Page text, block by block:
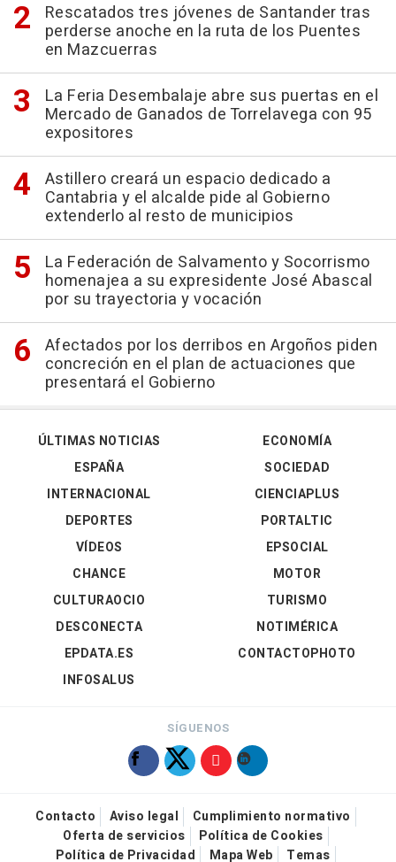
Rescatados tres jóvenes de Santander tras
perderse anoche en la ruta de los Puentes
en Mazcuerras
La Feria Desembalaje abre sus puertas en el
Mercado de Ganados de Torrelavega con 95
expositores
Astillero creará un espacio dedicado a
Cantabria y el alcalde pide al Gobierno
extenderlo al resto de municipios
La Federación de Salvamento y Socorrismo
homenajea a su expresidente José Abascal
por su trayectoria y vocación
Afectados por los derribos en Argoños piden
concreción en el plan de actuaciones que
presentará el Gobierno
ÚLTIMAS NOTICIAS
ESPAÑA
INTERNACIONAL
DEPORTES
VÍDEOS
ECONOMÍA
SOCIEDAD
CIENCIAPLUS
PORTALTIC
EPSOCIAL
CHANCE
CULTURAOCIO
DESCONECTA
EPDATA.ES
INFOSALUS
MOTOR
TURISMO
NOTIMÉRICA
CONTACTOPHOTO
SÍGUENOS
Contacto Aviso legal
Cumplimiento normativo
Oferta de servicios
Política de Cookies
Política de Privacidad
Mapa Web Temas